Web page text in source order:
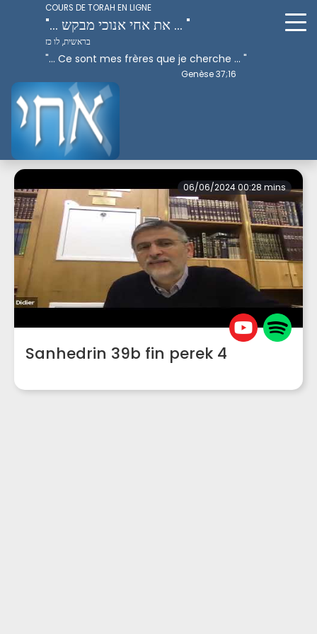
COURS DE TORAH EN LIGNE
"... את אחי אנוכי מבקש ... "
בראשית, לו כז
"... Ce sont mes frères que je cherche ... "
Genèse 37;16
Perek 4
06/06/2024 00:28 mins
Sanhedrin 39b fin perek 4